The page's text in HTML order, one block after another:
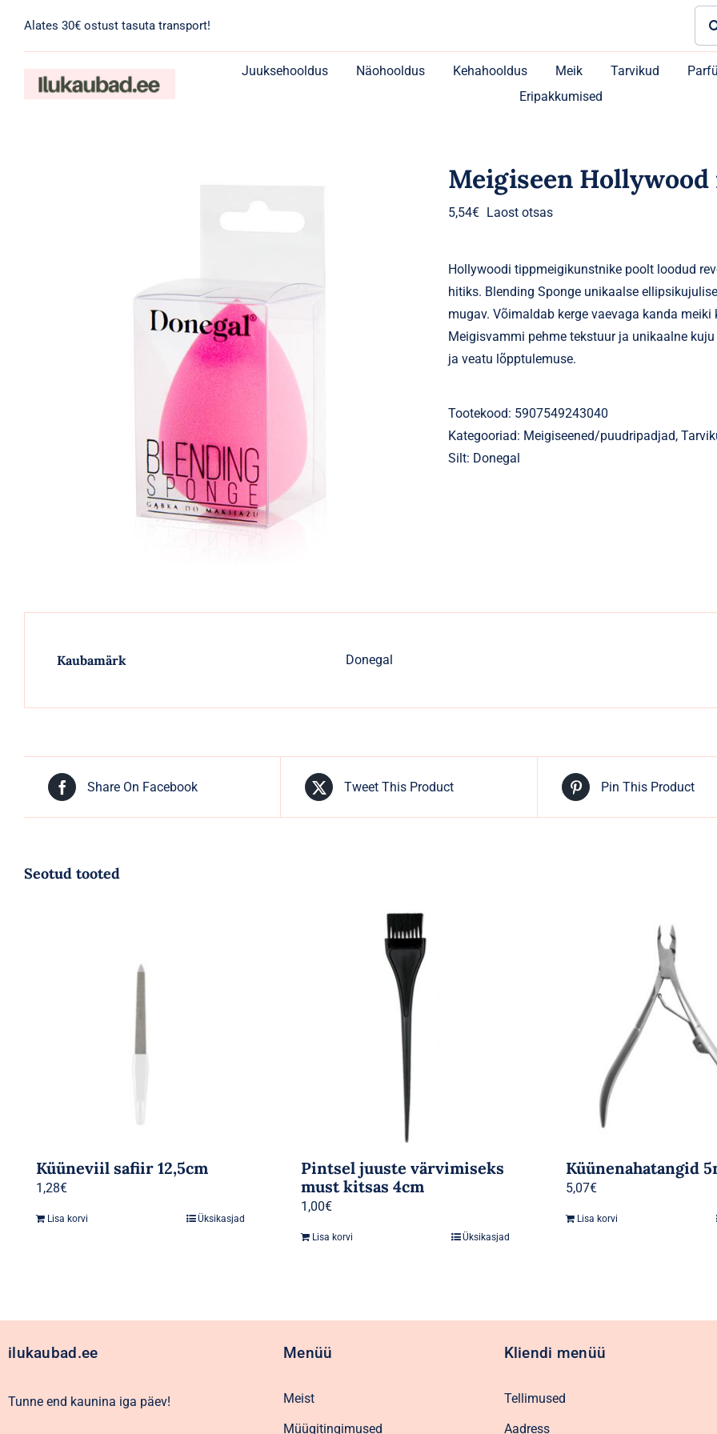
content
Alates 30€ ostust tasuta transport!
Juuksehooldus Näohooldus Kehahooldus Meik Tarvikud
Eripakkumised
Meigiseen Hollywood
5,54€ Laost otsas
Hollywoodi tippmeigikunstnike poolt loodud
hitiks. Blending Sponge unikaalse
mugav. Võimaldab kerge vaevaga kanda
Meigisvammi pehme tekstuur ja unikaalne
ja veatu lõpptulemuse.
Tootekood: 5907549243040
Kategooriad: Meigiseened/puudripadjad,
Silt: Donegal
Kaubamärk Donegal
Share On Facebook Tweet This Product Pin This Product
Seotud tooted
Küüneviil safiir 12,5cm
1,28€
Lisa korvi Üksikasjad
Pintsel juuste värvimiseks
must kitsas 4cm
1,00€
Lisa korvi Üksikasjad
Küünenahatangid
5,07€
Lisa korvi
ilukaubad.ee
Tunne end kaunina iga päev!
Menüü
Meist
Müügitingimused
Kliendi menüü
Tellimused
Aadress